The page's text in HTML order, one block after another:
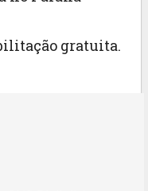
gratuita.